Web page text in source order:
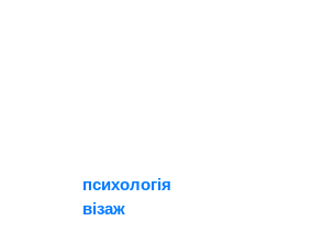
психологія
візаж